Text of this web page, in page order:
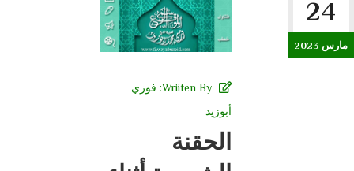
24
مارس 2023
Wriiten By: فوزي
أبوزيد
الحقنة